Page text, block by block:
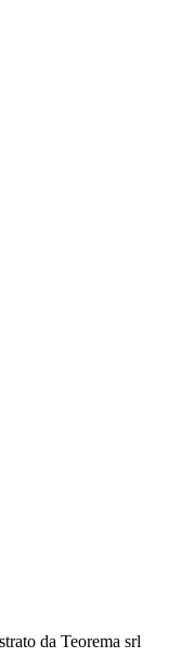
da Teorema srl